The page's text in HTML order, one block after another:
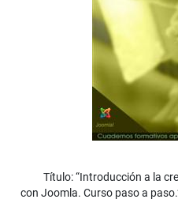
Título: “Introducción a la
con Joomla. Curso paso a